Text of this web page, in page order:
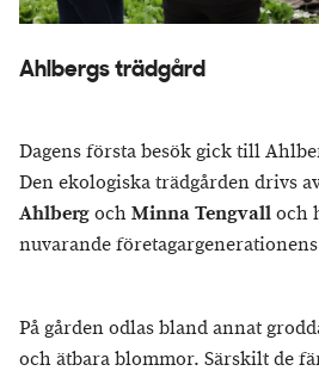
Ahlbergs trädgård
Dagens första besök gick till
Den ekologiska trädgården drivs
AhlbergochMinna Tengvalloch
nuvarande
På gården odlas bland annat
och ätbara blommor. Särskilt de